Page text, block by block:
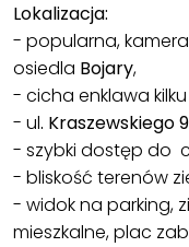
Lokalizacja:
- popularna,
osiedla Bojary,
- cicha enklawa
- ul. Kraszewskiego
- szybki dostęp do
- bliskość terenów
- widok na parking,
mieszkalne, plac